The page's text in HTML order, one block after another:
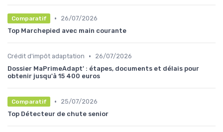
Comparatif •
26/07/2026
Top Marchepied avec main courante
Crédit d'impôt adaptation •
26/07/2026
Dossier MaPrimeAdapt' : étapes, documents et délais pour
obtenir jusqu'à 15 400 euros
Comparatif •
25/07/2026
Top Détecteur de chute senior